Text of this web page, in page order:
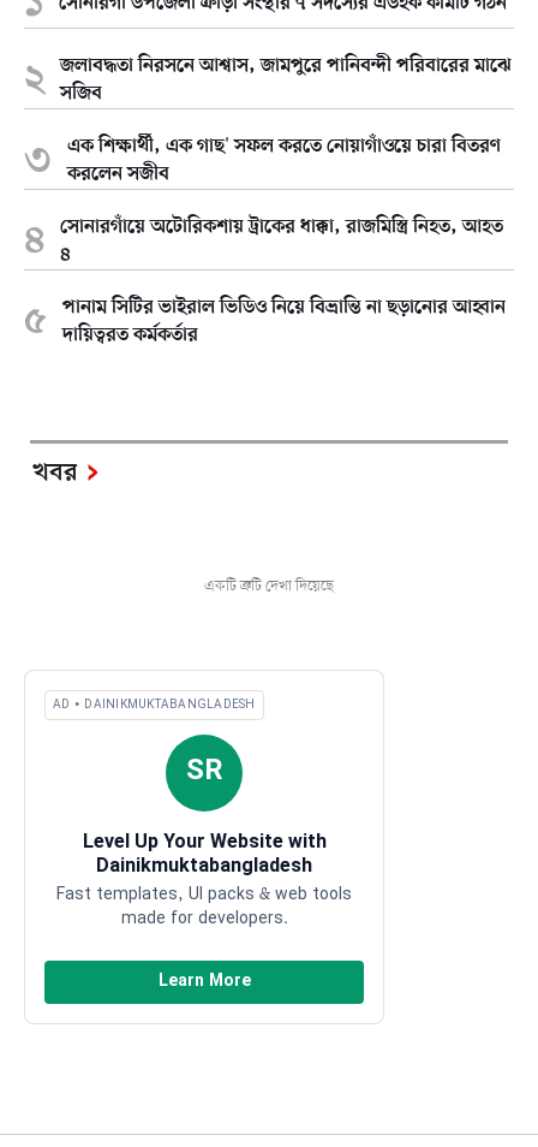
জলাবদ্ধতা নিরসনে আশ্বাস, জামপুরে পানিবন্দী পরিবারের মাঝে
সজিব
এক শিক্ষার্থী, এক গাছ' সফল করতে নোয়াগাঁওয়ে চারা বিতরণ
করলেন সজীব
সোনারগাঁয়ে অটোরিকশায় ট্রাকের ধাক্কা, রাজমিস্ত্রি নিহত, আহত
৪
পানাম সিটির ভাইরাল ভিডিও নিয়ে বিভ্রান্তি না ছড়ানোর আহ্বান
দায়িত্বরত কর্মকর্তার
খবর
একটি ত্রুটি দেখা দিয়েছে
AD • DAINIKMUKTABANGLADESH
SR
Level Up Your Website with
Dainikmuktabangladesh
Fast templates, UI packs & web tools
made for developers.
Learn More